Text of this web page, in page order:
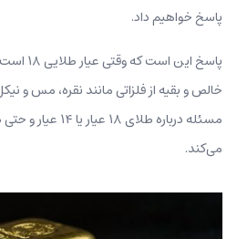
پاسخ خواهیم داد.
خالص و بقیه از فلزاتی مانند نقره، مس
مسئله درباره
می‌کند.